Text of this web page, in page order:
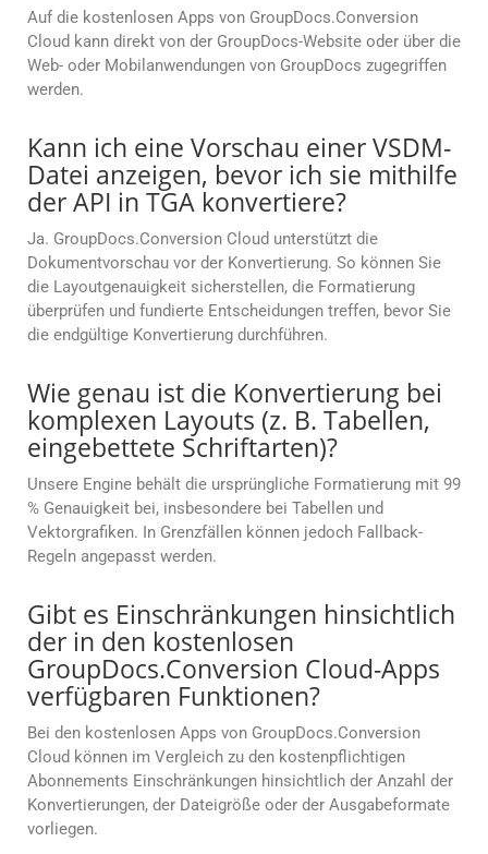
Auf die kostenlosen Apps von GroupDocs.Conversion
Cloud kann direkt von der GroupDocs-Website oder über die
Web- oder Mobilanwendungen von GroupDocs zugegriffen
werden.
Kann ich eine Vorschau einer VSDM-
Datei anzeigen, bevor ich sie mithilfe
der API in TGA konvertiere?
Ja. GroupDocs.Conversion Cloud unterstützt die
Dokumentvorschau vor der Konvertierung. So können Sie
die Layoutgenauigkeit sicherstellen, die Formatierung
überprüfen und fundierte Entscheidungen treffen, bevor Sie
die endgültige Konvertierung durchführen.
Wie genau ist die Konvertierung bei
komplexen Layouts (z. B. Tabellen,
eingebettete Schriftarten)?
Unsere Engine behält die ursprüngliche Formatierung mit 99
% Genauigkeit bei, insbesondere bei Tabellen und
Vektorgrafiken. In Grenzfällen können jedoch Fallback-
Regeln angepasst werden.
Gibt es Einschränkungen hinsichtlich
der in den kostenlosen
GroupDocs.Conversion Cloud-Apps
verfügbaren Funktionen?
Bei den kostenlosen Apps von GroupDocs.Conversion
Cloud können im Vergleich zu den kostenpflichtigen
Abonnements Einschränkungen hinsichtlich der Anzahl der
Konvertierungen, der Dateigröße oder der Ausgabeformate
vorliegen.